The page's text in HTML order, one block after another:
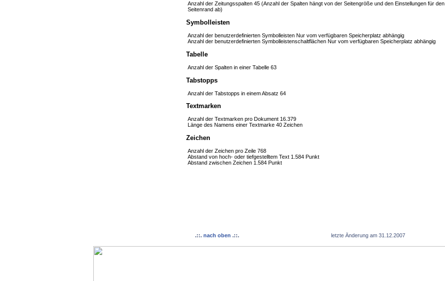
Anzahl der Zeitungsspalten45 (Anzahl der Spalten hängt von der Seitengröße und den Einstellungen für den
Seitenrand ab)
Symbolleisten
Anzahl der benutzerdefinierten SymbolleistenNur vom verfügbaren Speicherplatz abhängig
Anzahl der benutzerdefinierten SymbolleistenschaltflächenNur vom verfügbaren Speicherplatz abhängig
Tabelle
Anzahl der Spalten in einer Tabelle63
Tabstopps
Anzahl der Tabstopps in einem Absatz 64
Textmarken
Anzahl der Textmarken pro Dokument 16.379
Länge des Namens einer Textmarke40 Zeichen
Zeichen
Anzahl der Zeichen pro Zeile768
Abstand von hoch- oder tiefgestelltem Text1.584 Punkt
Abstand zwischen Zeichen1.584 Punkt
.::. nach oben .::. letzte Änderung am 31.12.2007